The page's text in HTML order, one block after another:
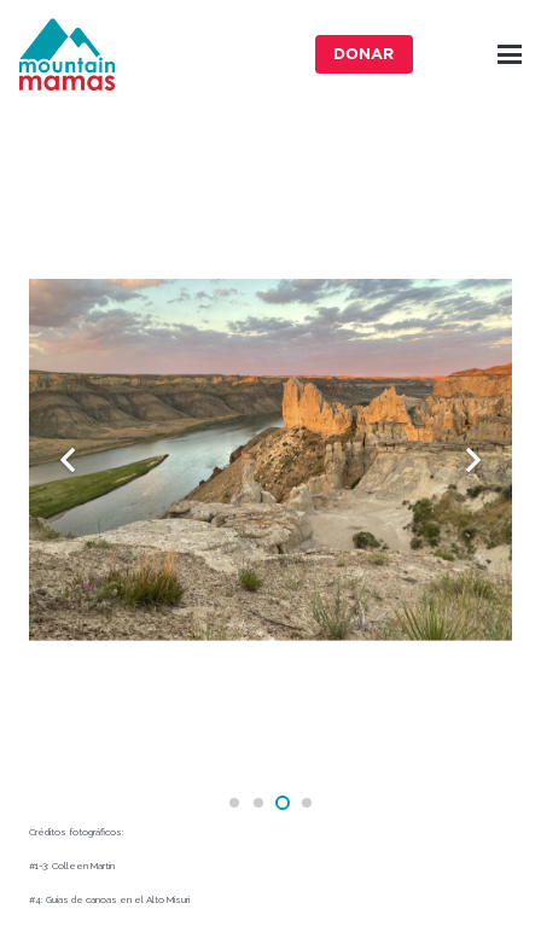
DONAR
Créditos fotográficos:
#1-3: Colleen Martín
#4: Guías de canoas en el Alto Misuri